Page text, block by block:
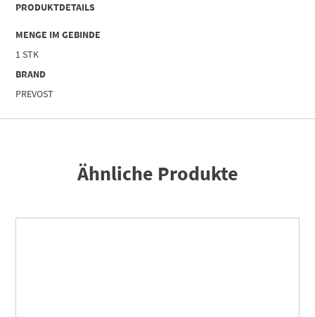
|
PRODUKTDETAILS
MENGE IM GEBINDE
1 STK
BRAND
PREVOST
Ähnliche Produkte